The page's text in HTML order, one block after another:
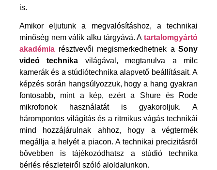
is.
Amikor eljutunk a megvalósításhoz, a technikai
minőség nem válik alku tárgyává. A tartalomgyártó
akadémia résztvevői megismerkedhetnek a Sony
videó technika világával, megtanulva a milc
kamerák és a stúdiótechnika alapvető beállításait. A
képzés során hangsúlyozzuk, hogy a hang gyakran
fontosabb, mint a kép, ezért a Shure és Rode
mikrofonok használatát is gyakoroljuk. A
hárompontos világítás és a ritmikus vágás technikái
mind hozzájárulnak ahhoz, hogy a végtermék
megállja a helyét a piacon. A technikai precizitásról
bővebben is tájékozódhatsz a stúdió technika
bérlés részleteiről szóló aloldalunkon.